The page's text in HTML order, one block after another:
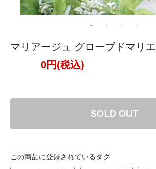
マリアージュ グローブドマリエ
0円(税込)
SOLD OUT
この商品に登録されているタグ